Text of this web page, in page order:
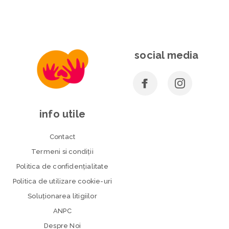
social media
info utile
Contact
Termeni si condiţii
Politica de confidenţialitate
Politica de utilizare cookie-uri
Soluționarea litigiilor
ANPC
Despre Noi